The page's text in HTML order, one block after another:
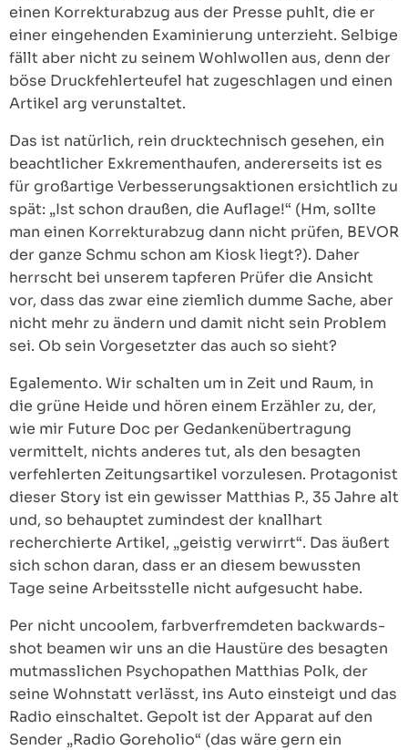
einen Korrekturabzug aus der Presse puhlt, die er
einer eingehenden Examinierung unterzieht. Selbige
fällt aber nicht zu seinem Wohlwollen aus, denn der
böse Druckfehlerteufel hat zugeschlagen und einen
Artikel arg verunstaltet.
Das ist natürlich, rein drucktechnisch gesehen, ein
beachtlicher Exkrementhaufen, andererseits ist es
für großartige Verbesserungsaktionen ersichtlich zu
spät: „Ist schon draußen, die Auflage!“ (Hm, sollte
man einen Korrekturabzug dann nicht prüfen, BEVOR
der ganze Schmu schon am Kiosk liegt?). Daher
herrscht bei unserem tapferen Prüfer die Ansicht
vor, dass das zwar eine ziemlich dumme Sache, aber
nicht mehr zu ändern und damit nicht sein Problem
sei. Ob sein Vorgesetzter das auch so sieht?
Egalemento. Wir schalten um in Zeit und Raum, in
die grüne Heide und hören einem Erzähler zu, der,
wie mir Future Doc per Gedankenübertragung
vermittelt, nichts anderes tut, als den besagten
verfehlerten Zeitungsartikel vorzulesen. Protagonist
dieser Story ist ein gewisser Matthias P., 35 Jahre alt
und, so behauptet zumindest der knallhart
recherchierte Artikel, „geistig verwirrt“. Das äußert
sich schon daran, dass er an diesem bewussten
Tage seine Arbeitsstelle nicht aufgesucht habe.
Per nicht uncoolem, farbverfremdeten backwards-
shot beamen wir uns an die Haustüre des besagten
mutmasslichen Psychopathen Matthias Polk, der
seine Wohnstatt verlässt, ins Auto einsteigt und das
Radio einschaltet. Gepolt ist der Apparat auf den
Sender „Radio Goreholio“ (das wäre gern ein